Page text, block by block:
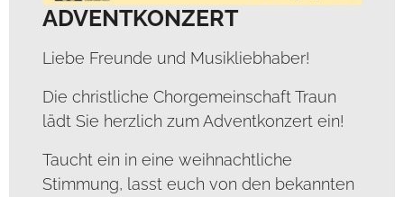
ADVENTKONZERT
Liebe Freunde und Musikliebhaber!
Die christliche Chorgemeinschaft Traun
lädt Sie herzlich zum Adventkonzert ein!
Taucht ein in eine weihnachtliche
Stimmung, lasst euch von den bekannten